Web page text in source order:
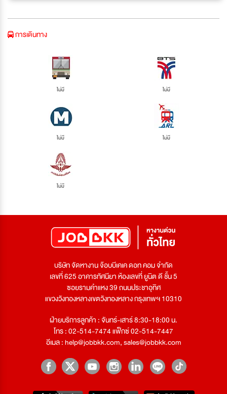
การเดินทาง
ไม่มี ไม่มี
ไม่มี ไม่มี
ไม่มี
บริษัท จัดหางาน จ๊อบบีเคเค ดอท คอม จำกัด
เลขที่ 625 อาคารทัศนียา ห้องเลขที่ ยูนิต ดี ชั้น 5
ซอยรามคำแหง 39 ถนนประชาอุทิศ
แขวงวังทองหลางเขตวังทองหลาง กรุงเทพฯ 10310
ฝ่ายบริการลูกค้า : จันทร์-เสาร์ 8:30-18:00 น.
โทร : 02-514-7474 แฟ็กซ์ 02-514-7447
อีเมล :help@jobbkk.com,sales@jobbkk.com